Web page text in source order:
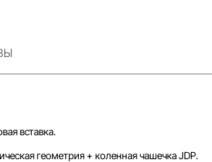
вставка.
геометрия + коленная чашечка JDP.